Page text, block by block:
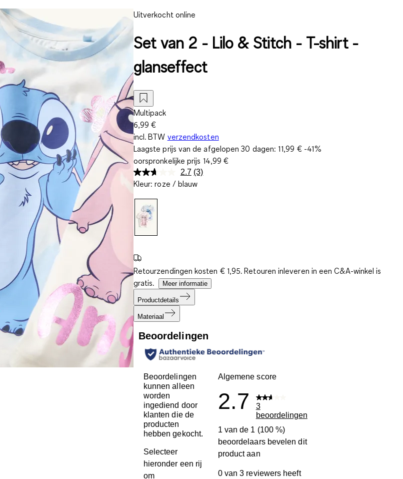
Uitverkocht online
Set van 2 - Lilo & Stitch - T-shirt -
glanseffect
Multipack
6,99 €
incl. BTW verzendkosten
Laagste prijs van de afgelopen 30 dagen:11,99 €-41%
oorspronkelijke prijs 14,99 €
2.7 Lees
3
(3)
Kleur: roze / blauw
Retourzendingen kosten € 1,95. Retouren inleveren in een C&A-winkel is
gratis.
Meer informatie
Productdetails
Materiaal
Beoordelingen
Beoordelingen
kunnen alleen
worden
ingediend door
klanten die de
producten
hebben gekocht.
Selecteer
hieronder een rij
om
Algemene score
2.7
3
beoordelingen
1 van de 1 (100 %)
beoordelaars bevelen dit
product aan
0 van 3 reviewers heeft